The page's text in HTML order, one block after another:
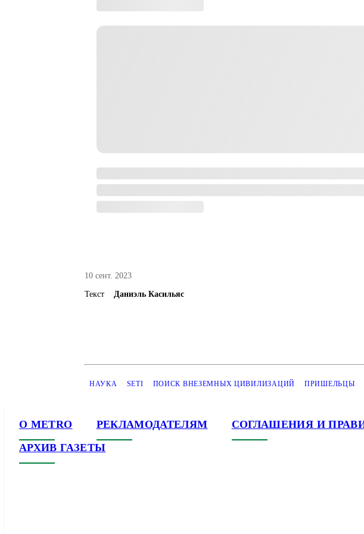
10 сент. 2023
Текст Даниэль Касильяс
НАУКА SETI ПОИСК ВНЕЗЕМНЫХ ЦИВИЛИЗАЦИЙ ПРИШЕЛЬЦЫ
О METRO РЕКЛАМОДАТЕЛЯМ СОГЛАШЕНИЯ И
АРХИВ ГАЗЕТЫ